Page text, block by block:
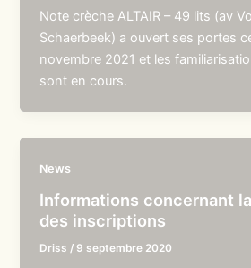
Note crèche ALTAIR – 49 lits (av
Schaerbeek) a ouvert ses portes
novembre 2021 et les
sont en cours.
News
Informations concernant
des inscriptions
Driss / 9 septembre 2020